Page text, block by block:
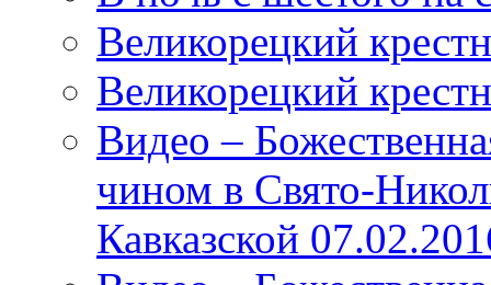
Великорецкий
Великорецкий
Видео –
чином в Свято-
Кавказской